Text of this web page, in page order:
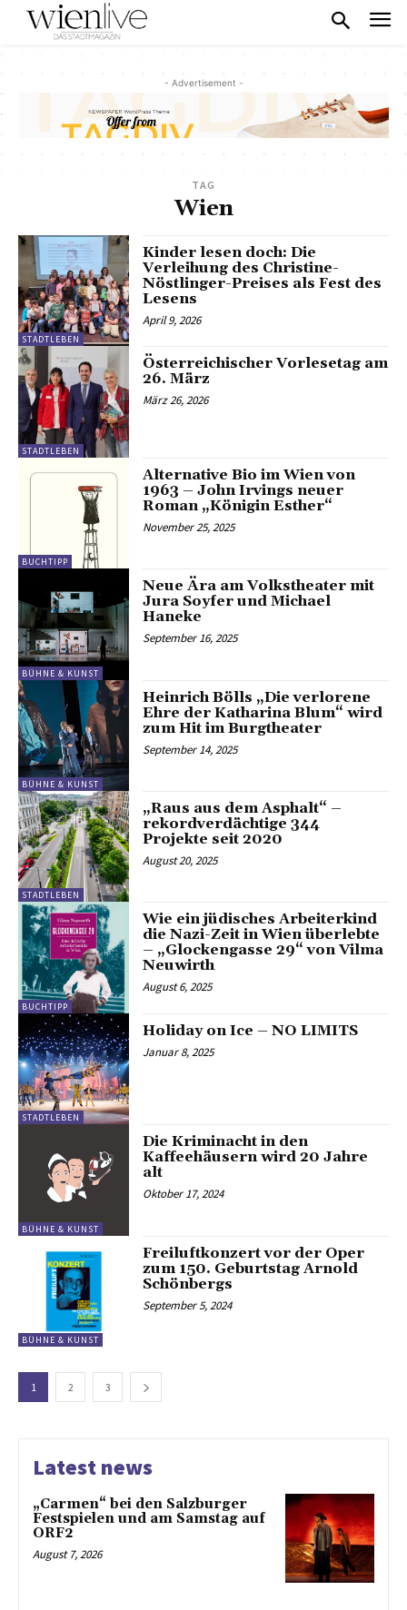
- Advertisement -
TAG
Wien
STADTLEBEN
Kinder lesen doch: Die
Verleihung des Christine-
Nöstlinger-Preises als Fest des
Lesens
April 9, 2026
STADTLEBEN
Österreichischer Vorlesetag am
26. März
März 26, 2026
BUCHTIPP
Alternative Bio im Wien von
1963 – John Irvings neuer
Roman „Königin Esther“
November 25, 2025
BÜHNE & KUNST
Neue Ära am Volkstheater mit
Jura Soyfer und Michael
Haneke
September 16, 2025
BÜHNE & KUNST
Heinrich Bölls „Die verlorene
Ehre der Katharina Blum“ wird
zum Hit im Burgtheater
September 14, 2025
STADTLEBEN
„Raus aus dem Asphalt“ –
rekordverdächtige 344
Projekte seit 2020
August 20, 2025
BUCHTIPP
Wie ein jüdisches Arbeiterkind
die Nazi-Zeit in Wien überlebte
– „Glockengasse 29“ von Vilma
Neuwirth
August 6, 2025
STADTLEBEN
Holiday on Ice – NO LIMITS
Januar 8, 2025
BÜHNE & KUNST
Die Kriminacht in den
Kaffeehäusern wird 20 Jahre
alt
Oktober 17, 2024
BÜHNE & KUNST
Freiluftkonzert vor der Oper
zum 150. Geburtstag Arnold
Schönbergs
September 5, 2024
1 2 3
Latest news
„Carmen“ bei den Salzburger
Festspielen und am Samstag auf
ORF2
August 7, 2026